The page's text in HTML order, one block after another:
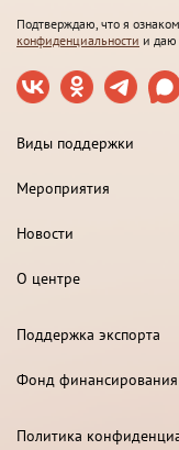
Подтверждаю, что я
конфиденциальности и даю
Виды поддержки
Мероприятия
Новости
О центре
Поддержка экспорта
Фонд финансирования
Политика